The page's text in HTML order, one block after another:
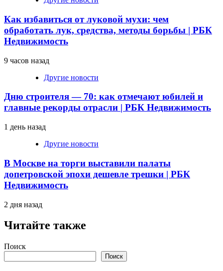
Как избавиться от луковой мухи: чем
обработать лук, средства, методы борьбы | РБК
Недвижимость
9 часов назад
Другие новости
Дню строителя — 70: как отмечают юбилей и
главные рекорды отрасли | РБК Недвижимость
1 день назад
Другие новости
В Москве на торги выставили палаты
допетровской эпохи дешевле трешки | РБК
Недвижимость
2 дня назад
Читайте также
Поиск
Поиск